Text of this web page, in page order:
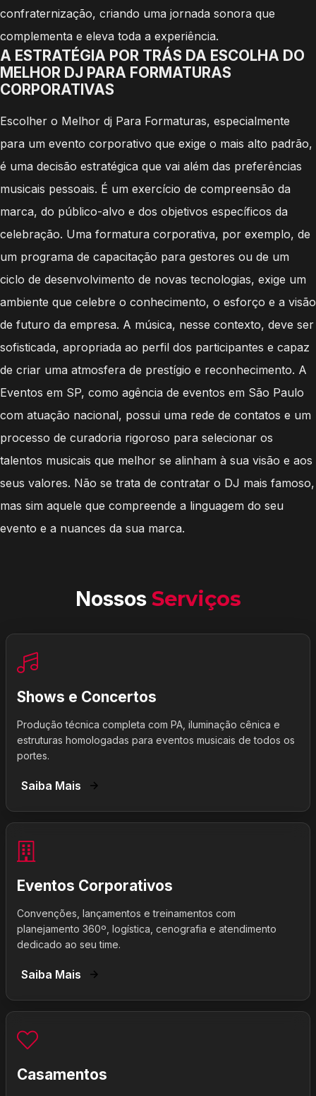
confraternização, criando uma jornada sonora que
complementa e eleva toda a experiência.
A ESTRATÉGIA POR TRÁS DA ESCOLHA DO
MELHOR DJ PARA FORMATURAS
CORPORATIVAS
Escolher o Melhor dj Para Formaturas, especialmente
para um evento corporativo que exige o mais alto padrão,
é uma decisão estratégica que vai além das preferências
musicais pessoais. É um exercício de compreensão da
marca, do público-alvo e dos objetivos específicos da
celebração. Uma formatura corporativa, por exemplo, de
um programa de capacitação para gestores ou de um
ciclo de desenvolvimento de novas tecnologias, exige um
ambiente que celebre o conhecimento, o esforço e a visão
de futuro da empresa. A música, nesse contexto, deve ser
sofisticada, apropriada ao perfil dos participantes e capaz
de criar uma atmosfera de prestígio e reconhecimento. A
Eventos em SP, como agência de eventos em São Paulo
com atuação nacional, possui uma rede de contatos e um
processo de curadoria rigoroso para selecionar os
talentos musicais que melhor se alinham à sua visão e aos
seus valores. Não se trata de contratar o DJ mais famoso,
mas sim aquele que compreende a linguagem do seu
evento e a nuances da sua marca.
Nossos Serviços
Shows e Concertos
Produção técnica completa com PA, iluminação cênica e
estruturas homologadas para eventos musicais de todos os
portes.
Saiba Mais
Eventos Corporativos
Convenções, lançamentos e treinamentos com
planejamento 360º, logística, cenografia e atendimento
dedicado ao seu time.
Saiba Mais
Casamentos